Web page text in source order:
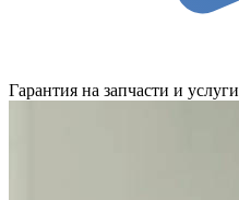
Гарантия на запчасти и услуги